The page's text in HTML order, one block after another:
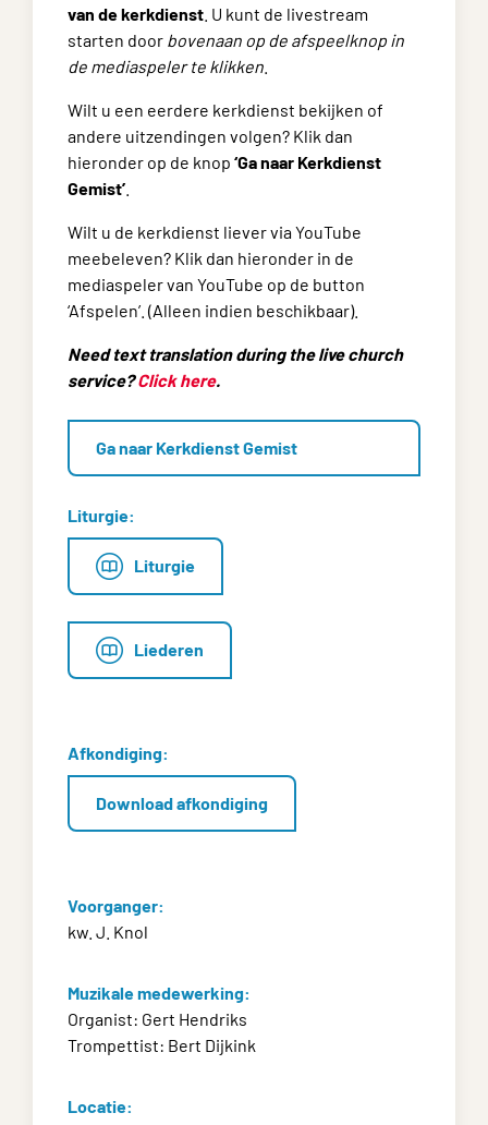
van de kerkdienst . U kunt de livestream
starten door bovenaan op de afspeelknop in
de mediaspeler te klikken
Wilt u een eerdere kerkdienst bekijken of
andere uitzendingen volgen? Klik dan
hieronder op de knop ‘Ga naar Kerkdienst
Gemist’
Wilt u de kerkdienst liever via YouTube
meebeleven? Klik dan hieronder in de
mediaspeler van YouTube op de button
‘Afspelen’. (Alleen indien beschikbaar).
Need text translation during the live church
service?Click here.
Ga naar Kerkdienst Gemist
Liturgie:
Liturgie
Liederen
Afkondiging:
Download afkondiging
Voorganger:
kw. J. Knol
Muzikale medewerking:
Organist: Gert Hendriks
Trompettist: Bert Dijkink
Locatie: